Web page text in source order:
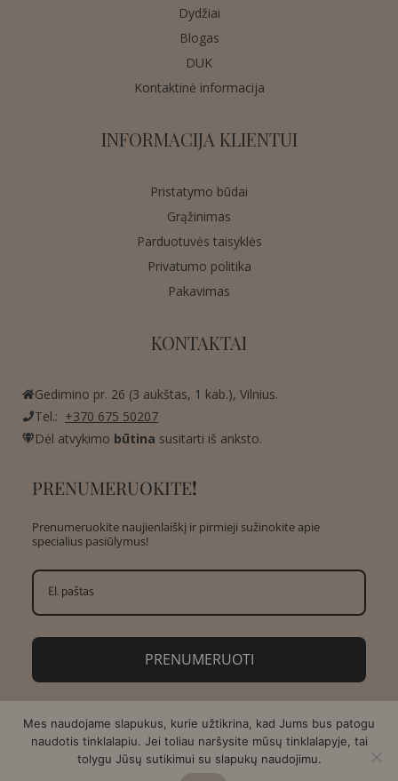
Dydžiai
Blogas
DUK
Kontaktinė informacija
INFORMACIJA KLIENTUI
Pristatymo būdai
Grąžinimas
Parduotuvės taisyklės
Privatumo politika
Pakavimas
KONTAKTAI
Gedimino pr. 26 (3 aukštas, 1 kab.), Vilnius.
Tel.: +370 675 50207
Dėl atvykimo būtina susitarti iš anksto.
PRENUMERUOKITE!
Prenumeruokite naujienlaiškį ir pirmieji sužinokite apie
specialius pasiūlymus!
PRENUMERUOTI
Copyright © 2026 AMA Design | Sukurta:Asteri
Mes naudojame slapukus, kurie užtikrina, kad Jums bus patogu
naudotis tinklalapiu. Jei toliau naršysite mūsų tinklalapyje, tai
tolygu Jūsų sutikimui su slapukų naudojimu.